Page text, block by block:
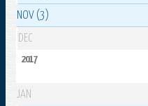
NOV (3)
DEC
2017
JAN